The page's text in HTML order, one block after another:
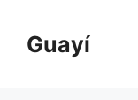
Guayí